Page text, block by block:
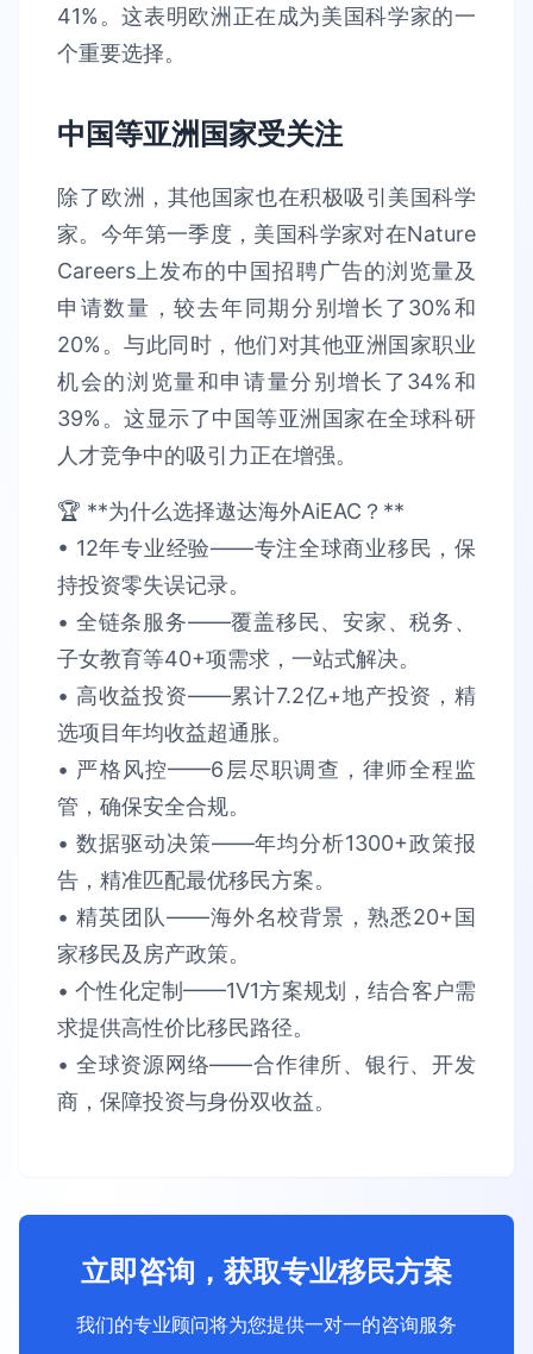
41%。这表明欧洲正在成为美国科学家的一
个重要选择。
中国等亚洲国家受关注
除了欧洲，其他国家也在积极吸引美国科学
家。今年第一季度，美国科学家对在Nature
Careers上发布的中国招聘广告的浏览量及
申请数量，较去年同期分别增长了30%和
20%。与此同时，他们对其他亚洲国家职业
机会的浏览量和申请量分别增长了34%和
39%。这显示了中国等亚洲国家在全球科研
人才竞争中的吸引力正在增强。
🏆 **为什么选择遨达海外AiEAC？**​​
• 12年专业经验​​——专注全球商业移民，保
持​​投资零失误​​记录。
• 全链条服务​​——覆盖移民、安家、税务、
子女教育等40+项需求，​​一站式解决​​。​​
• 高收益投资​​——累计​​7.2亿+​​地产投资，精
选项目​​年均收益超通胀​​。​​
• 严格风控​​——6层尽职调查，律师全程监
管，确保​​安全合规​​。​​
• 数据驱动决策​​——年均分析​​1300+政策报
告​​，精准匹配最优移民方案。​​
• 精英团队​​——海外名校背景，熟悉​​20+国
家​​移民及房产政策。​​
• 个性化定制​​——1V1方案规划，结合客户需
求提供​​高性价比​​移民路径。​​
• 全球资源网络​​——合作律所、银行、开发
商，保障​​投资与身份双收益​​。
立即咨询，获取专业移民方案
我们的专业顾问将为您提供一对一的咨询服务